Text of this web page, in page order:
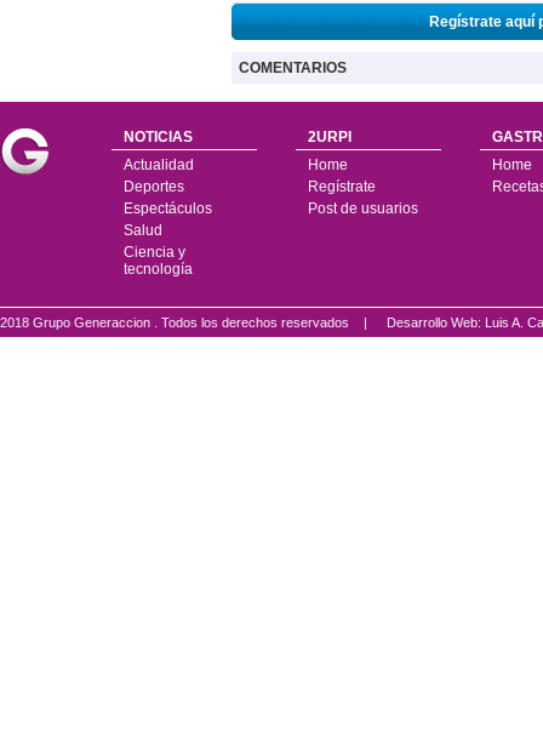
Regístrate aquí
COMENTARIOS
NOTICIAS
Actualidad
Deportes
Espectáculos
Salud
Ciencia y
tecnología
2URPI
Home
Regístrate
Post de usuarios
Home
2018 Grupo Generaccion . Todos los derechos reservados | Desarrollo Web: Luis